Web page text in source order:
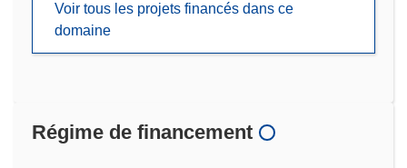
Voir tous les projets financés dans ce
domaine
Régime de financement